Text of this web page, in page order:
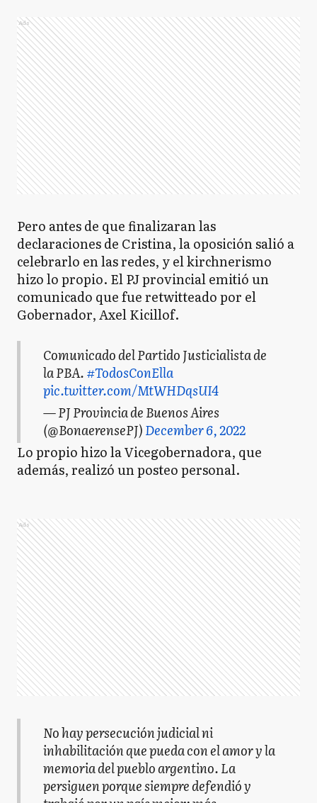
Ads
Pero antes de que finalizaran las
declaraciones de Cristina, la oposición salió a
celebrarlo en las redes, y el kirchnerismo
hizo lo propio. El PJ provincial emitió un
comunicado que fue retwitteado por el
Gobernador, Axel Kicillof.
Comunicado del Partido Justicialista de
la PBA.#TodosConElla
pic.twitter.com/MtWHDqsUI4
— PJ Provincia de Buenos Aires
(@BonaerensePJ)December 6, 2022
Lo propio hizo la Vicegobernadora, que
además, realizó un posteo personal.
Ads
No hay persecución judicial ni
inhabilitación que pueda con el amor y la
memoria del pueblo argentino. La
persiguen porque siempre defendió y